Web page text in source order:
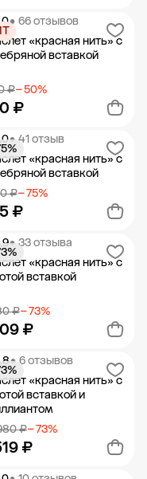
Добавить в корзину
• 66 отзывов
«красная нить» с
вставкой
₽− 50%
₽
Добавить в корзину
• 41 отзыв
«красная нить» с
вставкой
₽− 75%
₽
Добавить в корзину
• 33 отзыва
«красная нить» с
вставкой
₽− 73%
₽
Добавить в корзину
• 6 отзывов
«красная нить» с
вставкой и
₽− 73%
₽